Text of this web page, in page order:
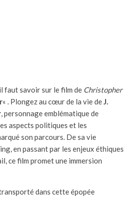
faut savoir sur le film de Christopher
« . Plongez au cœur de la vie deJ.
, personnage emblématique de
aspects politiques et les
son parcours. De sa vie
en passant par les enjeux éthiques
ce film promet une immersion
dans cette épopée